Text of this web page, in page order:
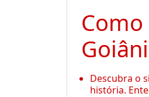
Descubra o
história.